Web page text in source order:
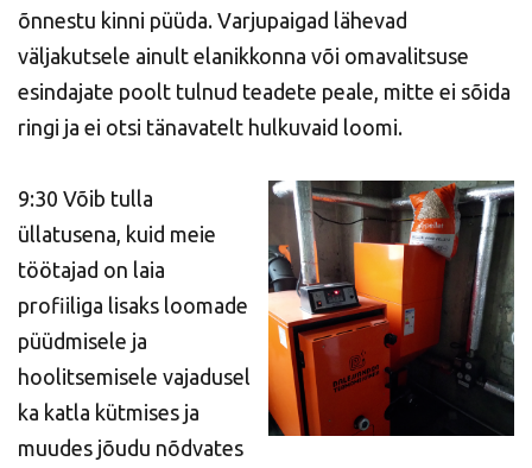
õnnestu kinni püüda. Varjupaigad lähevad
väljakutsele ainult elanikkonna või omavalitsuse
esindajate poolt tulnud teadete peale, mitte ei sõida
ringi ja ei otsi tänavatelt hulkuvaid loomi.
9:30 Võib tulla
üllatusena, kuid meie
töötajad on laia
profiiliga lisaks loomade
püüdmisele ja
hoolitsemisele vajadusel
ka katla kütmises ja
muudes jõudu nõdvates